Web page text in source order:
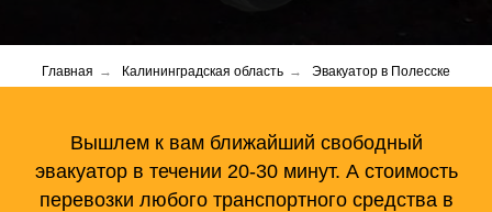
Главная → Калининградская область → Эвакуатор в Полесске
Вышлем к вам ближайший свободный
эвакуатор в течении 20-30 минут. А стоимость
перевозки любого транспортного средства в